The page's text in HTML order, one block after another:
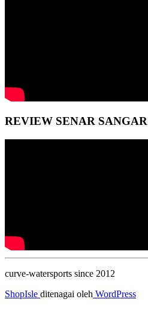
REVIEW SENAR SANGAR
curve-watersports since 2012
ShopIsle ditenagai oleh WordPress